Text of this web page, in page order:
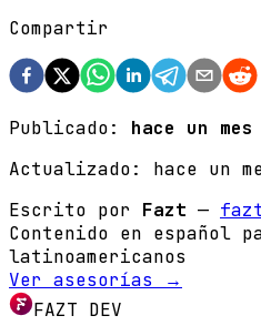
Compartir
Publicado:
hace un mes
Actualizado: hace un
Escrito por Fazt —
Contenido en español
latinoamericanos
Ver asesorías →
FAZT DEV